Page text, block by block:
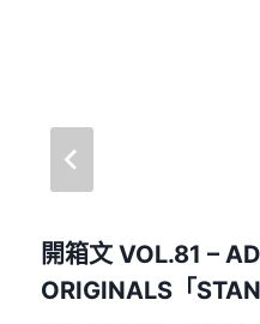
開箱文 VOL.81 –
ORIGINALS「